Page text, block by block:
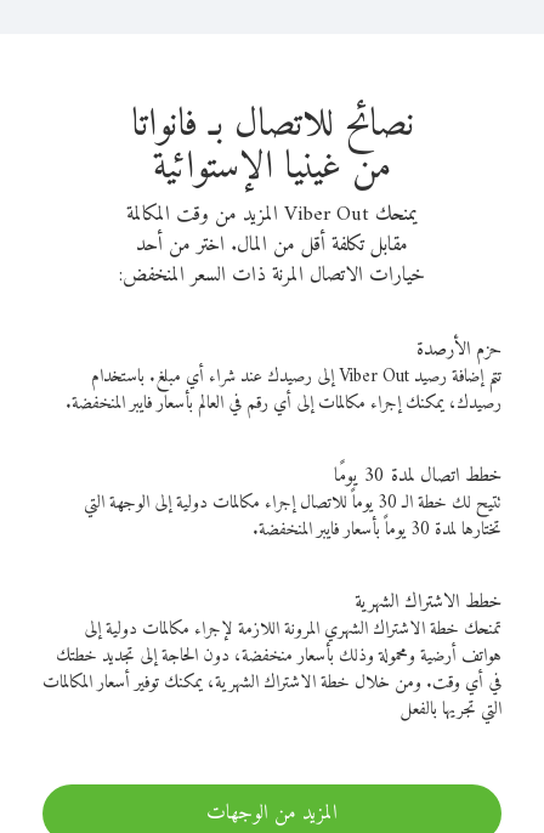
نصائح للاتصال بـ فانواتا
من غينيا الإستوائية
يمنحك Viber Out المزيد من وقت المكالمة
مقابل تكلفة أقل من المال. اختر من أحد
خيارات الاتصال المرنة ذات السعر المنخفض:
حزم الأرصدة
تتم إضافة رصيد Viber Out إلى رصيدك عند شراء أي مبلغ. باستخدام
رصيدك، يمكنك إجراء مكالمات إلى أي رقم في العالم بأسعار فايبر المنخفضة.
خطط اتصال لمدة 30 يومًا
تتيح لك خطة الـ 30 يوماً للاتصال إجراء مكالمات دولية إلى الوجهة التي
تختارها لمدة 30 يوماً بأسعار فايبر المنخفضة.
خطط الاشتراك الشهرية
تمنحك خطة الاشتراك الشهري المرونة اللازمة لإجراء مكالمات دولية إلى
هواتف أرضية ومحمولة وذلك بأسعار منخفضة، دون الحاجة إلى تجديد خطتك
في أي وقت. ومن خلال خطة الاشتراك الشهرية، يمكنك توفير أسعار المكالمات
التي تجريها بالفعل
المزيد من الوجهات